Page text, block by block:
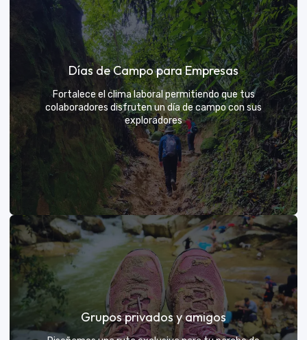
Días de sol
Un respiro campestre diseñado para el descanso y la
diversión de todos
VER MÁS
Días de Campo para Empresas
Fortalece el clima laboral permitiendo que tus
colaboradores disfruten un día de campo con sus
exploradores
Días de Campo para Empresas
El mejor beneficio para tu equipo: compartir con sus
exploradores y fortalecer lazos rodeados de
naturaleza
Grupos privados y amigos